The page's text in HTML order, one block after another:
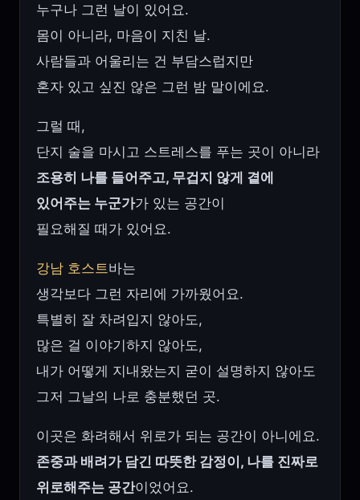
누구나 그런 날이 있어요.
몸이 아니라, 마음이 지친 날.
사람들과 어울리는 건 부담스럽지만
혼자 있고 싶진 않은 그런 밤 말이에요.
그럴 때,
단지 술을 마시고 스트레스를 푸는 곳이 아니라
조용히 나를 들어주고, 무겁지 않게 곁에
있어주는 누군가가 있는 공간이
필요해질 때가 있어요.
강남 호스트바는
생각보다 그런 자리에 가까웠어요.
특별히 잘 차려입지 않아도,
많은 걸 이야기하지 않아도,
내가 어떻게 지내왔는지 굳이 설명하지 않아도
그저 그날의 나로 충분했던 곳.
이곳은 화려해서 위로가 되는 공간이 아니에요.
존중과 배려가 담긴 따뜻한 감정이, 나를 진짜로
위로해주는 공간이었어요.